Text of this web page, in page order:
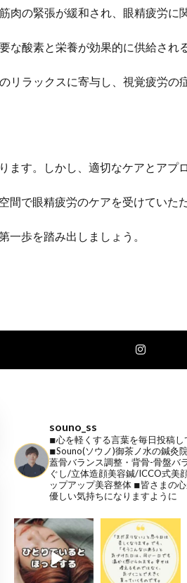
の緊張が緩和され、眼精疲労に
酸素と栄養が効果的に供給され
ラックスに寄与し、視覚疲労の
す。しかし、適切なケアとアプ
で眼精疲労のケアを受けていただ
一歩を踏み出しましょう。
souno_ss
◾︎心を軽くする言葉を毎日投稿し
◾︎Souno(ソウノ)御茶ノ水の鍼灸
蓋骨バランス調整・背骨-骨盤バ
ぐし/立体造顔美容鍼/ICCO式美
ップアップ美容整体 ◾︎皆さまの
優しい気持ちになりますように